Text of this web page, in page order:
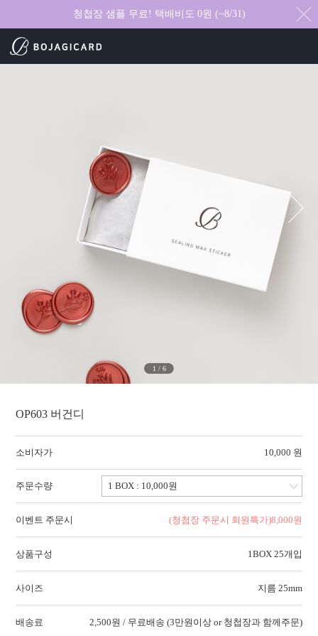
청첩장 샘플 무료! 택배비도 0원 (~8/31)
1 / 6
OP603 버건디
소비자가 10,000 원
주문수량
이벤트 주문시 (청첩장 주문시 회원특가)8,000원
상품구성 1BOX 25개입
사이즈 지름 25mm
배송료 2,500원 / 무료배송 (3만원이상 or 청첩장과 함께주문)